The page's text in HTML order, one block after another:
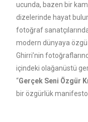
ucunda, bazen bir
dizelerinde hayat
fotoğraf
modern dünyaya özgü
Ghirri’nin
içindeki olağanüstü
“Gerçek Seni Özgür
bir özgürlük